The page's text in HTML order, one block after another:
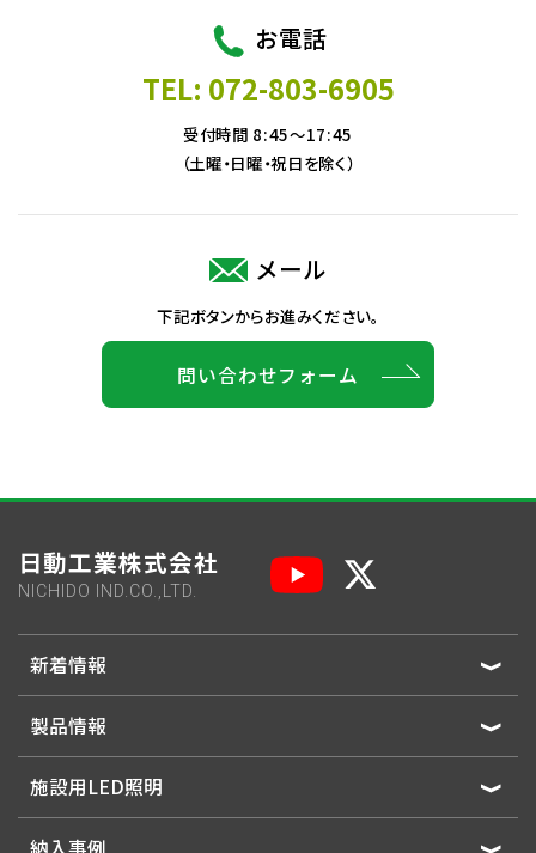
お電話
TEL: 072-803-6905
受付時間 8:45～17:45
（土曜・日曜・祝日を除く）
メール
下記ボタンからお進みください。
問い合わせフォーム
日動工業株式会社
NICHIDO IND.CO.,LTD.
新着情報
製品情報
施設用LED照明